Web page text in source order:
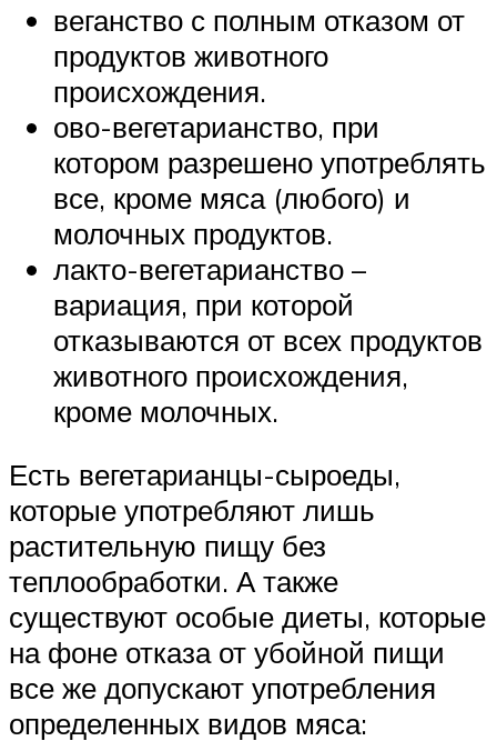
веганство с полным отказом от
продуктов животного
происхождения.
ово-вегетарианство, при
котором разрешено употреблять
все, кроме мяса (любого) и
молочных продуктов.
лакто-вегетарианство –
вариация, при которой
отказываются от всех продуктов
животного происхождения,
кроме молочных.
Есть вегетарианцы-сыроеды,
которые употребляют лишь
растительную пищу без
теплообработки. А также
существуют особые диеты, которые
на фоне отказа от убойной пищи
все же допускают употребления
определенных видов мяса: